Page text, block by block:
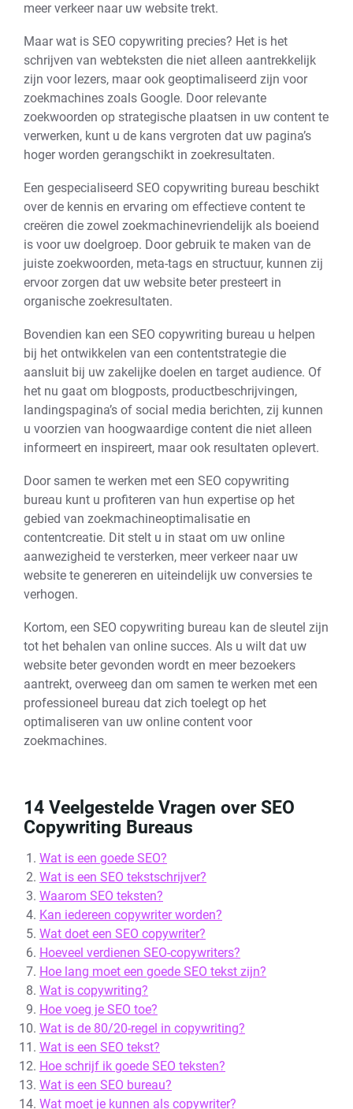
meer verkeer naar uw website trekt.
Maar wat is SEO copywriting precies? Het is het
schrijven van webteksten die niet alleen aantrekkelijk
zijn voor lezers, maar ook geoptimaliseerd zijn voor
zoekmachines zoals Google. Door relevante
zoekwoorden op strategische plaatsen in uw content te
verwerken, kunt u de kans vergroten dat uw pagina’s
hoger worden gerangschikt in zoekresultaten.
Een gespecialiseerd SEO copywriting bureau beschikt
over de kennis en ervaring om effectieve content te
creëren die zowel zoekmachinevriendelijk als boeiend
is voor uw doelgroep. Door gebruik te maken van de
juiste zoekwoorden, meta-tags en structuur, kunnen zij
ervoor zorgen dat uw website beter presteert in
organische zoekresultaten.
Bovendien kan een SEO copywriting bureau u helpen
bij het ontwikkelen van een contentstrategie die
aansluit bij uw zakelijke doelen en target audience. Of
het nu gaat om blogposts, productbeschrijvingen,
landingspagina’s of social media berichten, zij kunnen
u voorzien van hoogwaardige content die niet alleen
informeert en inspireert, maar ook resultaten oplevert.
Door samen te werken met een SEO copywriting
bureau kunt u profiteren van hun expertise op het
gebied van zoekmachineoptimalisatie en
contentcreatie. Dit stelt u in staat om uw online
aanwezigheid te versterken, meer verkeer naar uw
website te genereren en uiteindelijk uw conversies te
verhogen.
Kortom, een SEO copywriting bureau kan de sleutel zijn
tot het behalen van online succes. Als u wilt dat uw
website beter gevonden wordt en meer bezoekers
aantrekt, overweeg dan om samen te werken met een
professioneel bureau dat zich toelegt op het
optimaliseren van uw online content voor
zoekmachines.
14 Veelgestelde Vragen over SEO
Copywriting Bureaus
Wat is een goede SEO?
Wat is een SEO tekstschrijver?
Waarom SEO teksten?
Kan iedereen copywriter worden?
Wat doet een SEO copywriter?
Hoeveel verdienen SEO-copywriters?
Hoe lang moet een goede SEO tekst zijn?
Wat is copywriting?
Hoe voeg je SEO toe?
Wat is de 80/20-regel in copywriting?
Wat is een SEO tekst?
Hoe schrijf ik goede SEO teksten?
Wat is een SEO bureau?
Wat moet je kunnen als copywriter?